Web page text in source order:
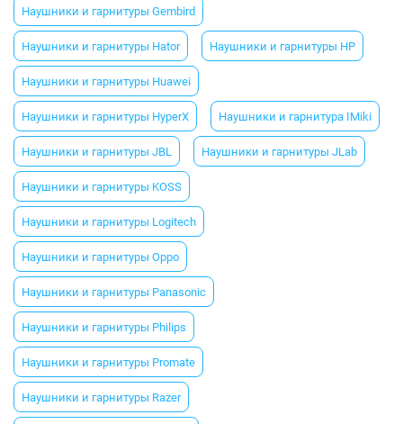
Наушники и гарнитуры Gembird
Наушники и гарнитуры Hator Наушники и гарнитуры HP
Наушники и гарнитуры Huawei
Наушники и гарнитуры HyperX Наушники и гарнитура IMiki
Наушники и гарнитуры JBL Наушники и гарнитуры JLab
Наушники и гарнитуры KOSS
Наушники и гарнитуры Logitech
Наушники и гарнитуры Oppo
Наушники и гарнитуры Panasonic
Наушники и гарнитуры Philips
Наушники и гарнитуры Promate
Наушники и гарнитуры Razer